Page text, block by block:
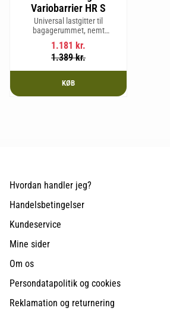
Variobarrier HR S
Universal lastgitter til
bagagerummet, nemt
justerbart for at passe bilens
form og sikre en tryg og sikker
rejse med kæledyr eller last.
1.181 kr.
1.389kr.
KØB
Hvordan handler jeg?
Handelsbetingelser
Kundeservice
Mine sider
Om os
Persondatapolitik og cookies
Reklamation og returnering